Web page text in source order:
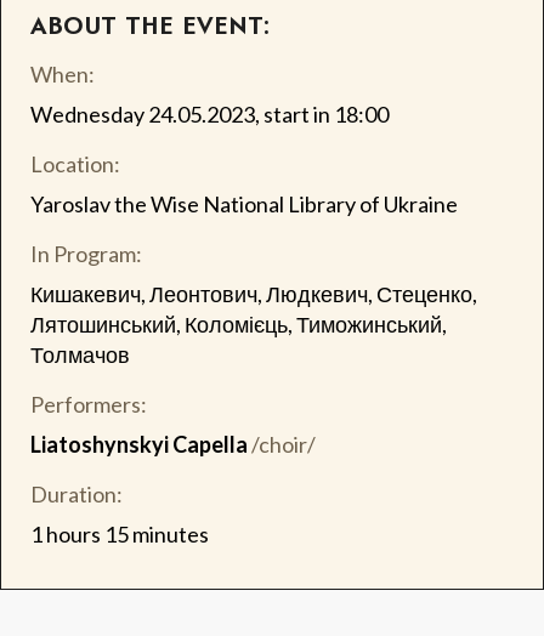
ABOUT THE EVENT:
When:
Wednesday 24.05.2023, start in 18:00
Location:
Yaroslav the Wise National Library of Ukraine
In Program:
Кишакевич, Леонтович, Людкевич, Стеценко,
Лятошинський, Коломієць, Тиможинський,
Толмачов
Performers:
Liatoshynskyi Capella/choir/
Duration:
1 hours 15 minutes